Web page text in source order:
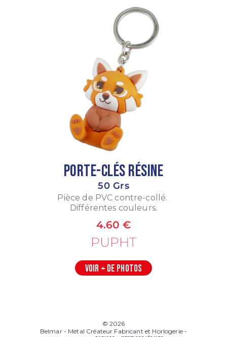
Porte-Clés Résine
50 Grs
Pièce de PVC contre-collé.
Différentes couleurs.
4.60 €
PUPHT
VOIR + DE PHOTOS
© 2026
Belmar - Métal Créateur Fabricant et Horlogerie -